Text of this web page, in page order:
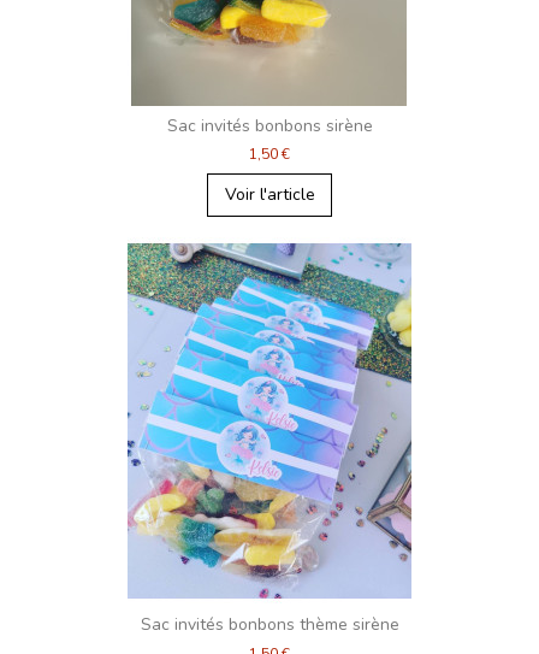
Sac invités bonbons sirène
1,50 €
Voir l'article
Sac invités bonbons thème sirène